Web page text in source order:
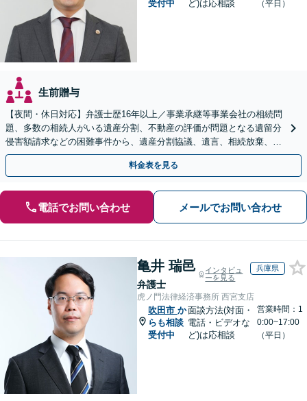
受付中
ど)は応相談
（平日）
生前贈与
【夜間・休日対応】弁護士歴16年以上／事業承継等事業会社の相続問
題、多数の相続人がいる遺産分割、不動産の評価が問題となる遺留分
侵害額請求などの困難事件から、遺産分割協議、遺言、相続放棄、使
途不明金の調査まで、全般の経験豊富【JR草津駅2分】
料金表を見る
電話でお問い合わせ メールでお問い合わせ
亀井 瑞邑
弁護士
インタビュ
ーを見る
兵庫県
虎ノ門法律経済事務所 西宮支店
吹田市 か
らも相談
受付中
面談方法(対面・
電話・ビデオな
ど)は応相談
営業時間：1
0:00~17:00
（平日）